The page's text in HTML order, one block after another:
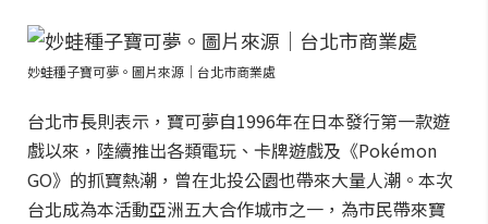
妙蛙種子寶可夢。圖片來源｜台北市商業處
台北市長則表示，寶可夢自1996年在日本發行第一款遊
戲以來，陸續推出各類電玩、卡牌遊戲及《Pokémon
GO》的抓寶熱潮，曾在北投公園也帶來大量人潮。本次
台北成為本活動亞洲五大合作城市之一，為市民帶來寶